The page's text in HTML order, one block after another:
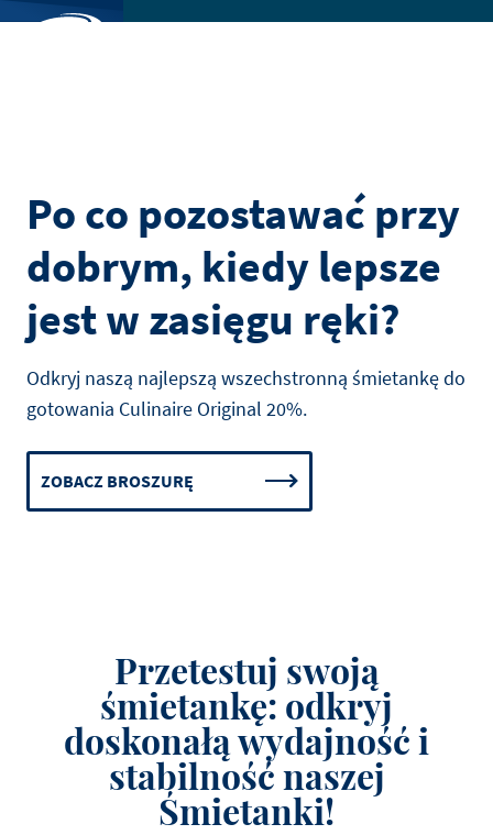
Po co pozostawać przy
dobrym, kiedy lepsze
jest w zasięgu ręki?
Odkryj naszą najlepszą wszechstronną śmietankę do
gotowania Culinaire Original 20%.
ZOBACZ BROSZURĘ
Przetestuj swoją
śmietankę: odkryj
doskonałą wydajność i
stabilność naszej
Śmietanki!